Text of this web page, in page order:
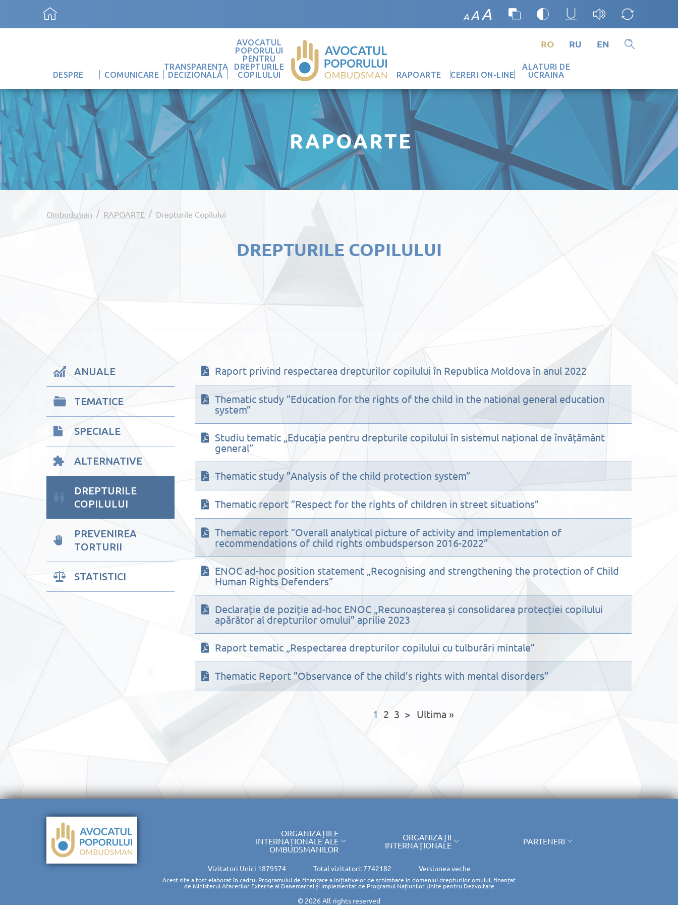
A AA
RO RU EN
DESPRE COMUNICARE
TRANSPARENȚA
DECIZIONALĂ
AVOCATUL
POPORULUI
PENTRU
DREPTURILE
COPILULUI
RAPOARTE CERERI ON-LINE
ALATURI DE
UCRAINA
RAPOARTE
Ombudsman / RAPOARTE / Drepturile Copilului
DREPTURILE COPILULUI
ANUALE
TEMATICE
SPECIALE
ALTERNATIVE
DREPTURILE
COPILULUI
PREVENIREA
TORTURII
STATISTICI
Raport privind respectarea drepturilor copilului în Republica Moldova în anul 2022
Thematic study ”Education for the rights of the child in the national general education
system”
Studiu tematic „Educația pentru drepturile copilului în sistemul național de învățământ
general”
Thematic study ”Analysis of the child protection system”
Thematic report ”Respect for the rights of children in street situations”
Thematic report ”Overall analytical picture of activity and implementation of
recommendations of child rights ombudsperson 2016-2022”
ENOC ad-hoc position statement „Recognising and strengthening the protection of Child
Human Rights Defenders”
Declarație de poziție ad-hoc ENOC „Recunoașterea și consolidarea protecției copilului
apărător al drepturilor omului” aprilie 2023
Raport tematic „Respectarea drepturilor copilului cu tulburări mintale”
Thematic Report ”Observance of the child’s rights with mental disorders”
1 2 3 > Ultima »
ORGANIZAȚIILE
INTERNAȚIONALE ALE
OMBUDSMANILOR
ORGANIZAŢII
INTERNAŢIONALE
PARTENERI
Vizitatori Unici 1879574 Total vizitatori: 7742182 Versiunea veche
Acest site a fost elaborat în cadrul Programului de finanțare a inițiativelor de schimbare în domeniul drepturilor omului, finanțat
de Ministerul Afacerilor Externe al Danemarcei și implementat de Programul Națiunilor Unite pentru Dezvoltare
© 2026 All rights reserved